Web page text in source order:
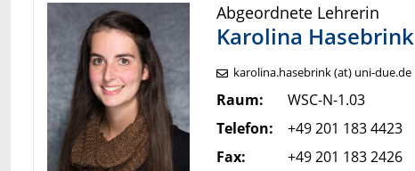
Abgeordnete Lehrerin
Karolina Hasebrink
karolina.hasebrink (at) uni-due.de
Raum:
WSC-N-1.03
Telefon:
+49 201 183 4423
Fax:
+49 201 183 2426